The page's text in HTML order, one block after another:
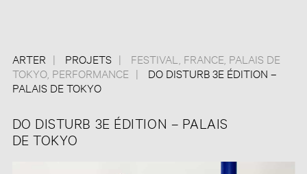
ARTER PROJETS FESTIVAL FRANCE, PALAIS DE
TOKYO, PERFORMANCE
DO DISTURB 3E ÉDITION –
PALAIS DE TOKYO
DO DISTURB 3E ÉDITION – PALAIS
DE TOKYO